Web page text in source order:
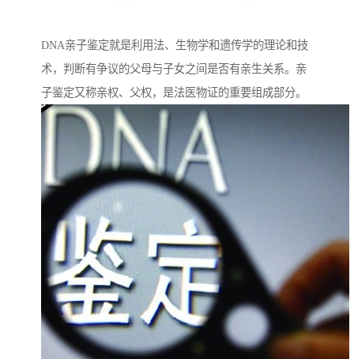
DNA亲子鉴定就是利用法、生物学和遗传学的理论和技
术，判断有争议的父母与子女之间是否有亲生关系。亲
子鉴定又称亲权、父权，是法医物证的重要组成部分。